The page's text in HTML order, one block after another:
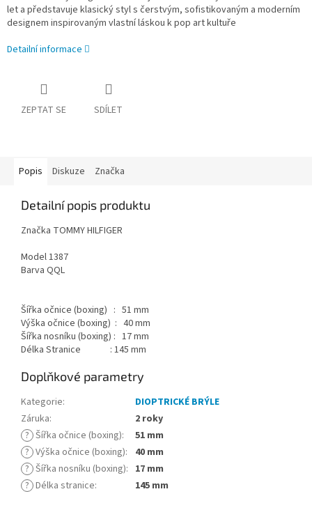
let a představuje klasický styl s čerstvým, sofistikovaným a moderním
designem inspirovaným vlastní láskou k pop art kultuře
Detailní informace
ZEPTAT SE SDÍLET
Popis Diskuze Značka
Detailní popis produktu
Značka TOMMY HILFIGER
Model 1387
Barva QQL
Šířka očnice (boxing) : 51 mm
Výška očnice (boxing) : 40 mm
Šířka nosníku (boxing) : 17 mm
Délka Stranice : 145 mm
Doplňkové parametry
Kategorie:
DIOPTRICKÉ BRÝLE
Záruka:
2 roky
? Šířka očnice (boxing):
51 mm
? Výška očnice (boxing):
40 mm
? Šířka nosníku (boxing): 17 mm
? Délka stranice: 145 mm